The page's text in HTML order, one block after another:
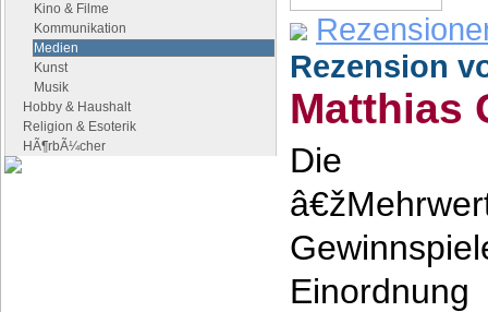
Kino & Filme
Kommunikation
Medien
Kunst
Musik
Hobby & Haushalt
Religion & Esoterik
HÃ¶rbÃ¼cher
Rezension
Matthias
Die